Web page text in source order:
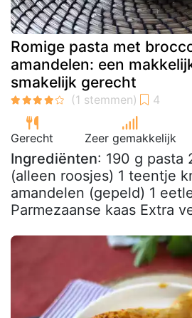
Romige pasta met
amandelen: een
smakelijk gerecht
Gerecht Zeer gemakkelijk
Ingrediënten: 190 g pasta
(alleen roosjes) 1 teentje
amandelen (gepeld) 1
Parmezaanse kaas Extra